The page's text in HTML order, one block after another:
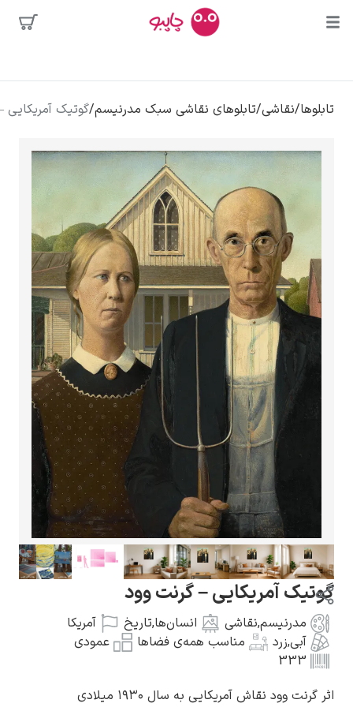
محبوب‌ترین
هنرمندان
کلود مونه
ونسان ون گوگ
گوستاو کلیمت
ادوارد مونک
کامی پیسارو
نقاشی/تابلوهای نقاشی سبک مدرنیسم/ گوتیک آمریکایی – گرنت وود
آمریکایی – گرنت وود
,نقاشی انسان‌ها,تاریخ
آمریکا
زرد مناسب همه‌ی فضاها
عمودی
نقاش آمریکایی به سال ۱۹۳۰ میلادی